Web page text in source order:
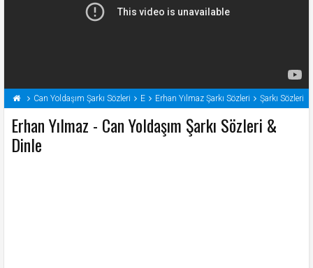
31 May
2025
Can Yoldaşım Şarkı Sözleri E Erhan Yılmaz Şarkı Sözleri Şarkı Sözleri
Erhan Yılmaz - Can Yoldaşım Şarkı Sözleri &
Dinle